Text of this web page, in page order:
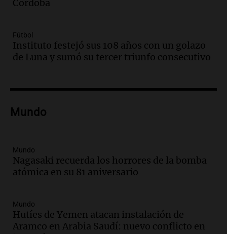
tradicional Toreo de la Vincha
Audio.Borges, abogada de Pourrain:
"Tres hombres se lo llevaron para
hacerle preguntas y nunca regresó"
Episodios
metros del río Suquía y retiraron hasta
Episodios
Audio.La historia de la servilleta que
firmó Jorge Messi para el primer
Episodios
Audio.Joan Gaspart: "Sin Jorge, no sé si
Córdoba
Fútbol
Instituto festejó sus 108 años con un golazo
de Luna y sumó su tercer triunfo consecutivo
Mundo
Mundo
Nagasaki recuerda los horrores de la bomba
atómica en su 81 aniversario
Mundo
Hutíes de Yemen atacan instalación de
Aramco en Arabia Saudí: nuevo conflicto en